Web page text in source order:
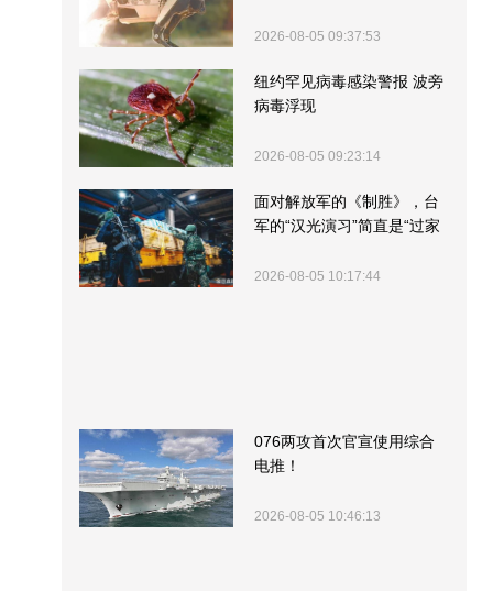
2026-08-05 09:37:53
纽约罕见病毒感染警报 波旁
病毒浮现
2026-08-05 09:23:14
面对解放军的《制胜》，台
军的“汉光演习”简直是“过家
2026-08-05 10:17:44
076两攻首次官宣使用综合
电推！
2026-08-05 10:46:13